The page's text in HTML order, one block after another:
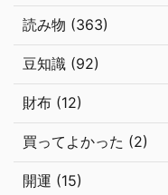
読み物 (363)
豆知識 (92)
財布 (12)
買ってよかった (2)
開運 (15)